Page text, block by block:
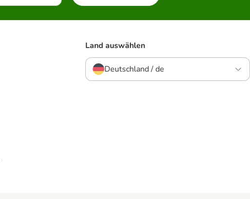
Land auswählen
Deutschland / de